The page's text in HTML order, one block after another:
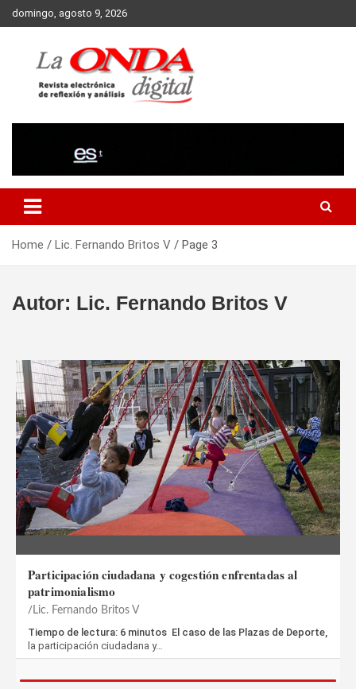
Skip
to
domingo, agosto 9, 2026
Home Lic. Fernando Britos V Page 3
Autor: Lic. Fernando Britos V
Participación ciudadana y cogestión enfrentadas al
patrimonialismo
Lic. Fernando Britos V
Tiempo de lectura: 6 minutos El caso de las Plazas de Deporte,
la participación ciudadana y…